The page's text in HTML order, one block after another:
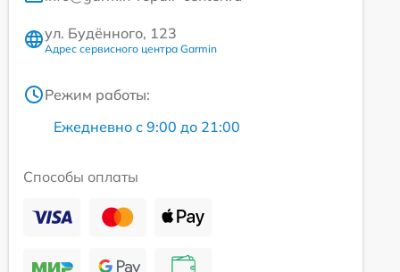
ул. Будённого, 123
Адрес сервисного центра Garmin
Режим работы:
Ежедневно с 9:00 до 21:00
Способы оплаты